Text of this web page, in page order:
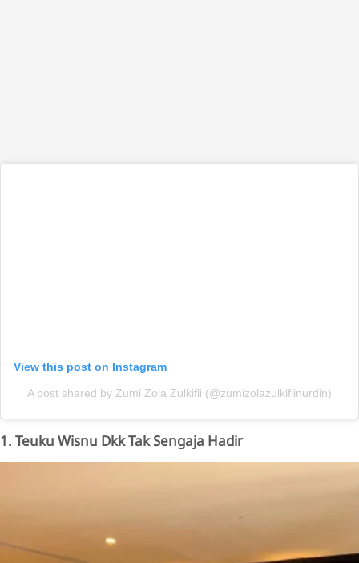
View this post on Instagram
A post shared by Zumi Zola Zulkifli (@zumizolazulkiflinurdin)
1. Teuku Wisnu Dkk Tak Sengaja Hadir